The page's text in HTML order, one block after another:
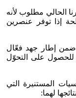
الحالي مطلوب لأنه
إذا توفر عنصرين
ضمن إطار جهد فعّال
للحصول على التحوّل
المستنيرة التي
لهما: